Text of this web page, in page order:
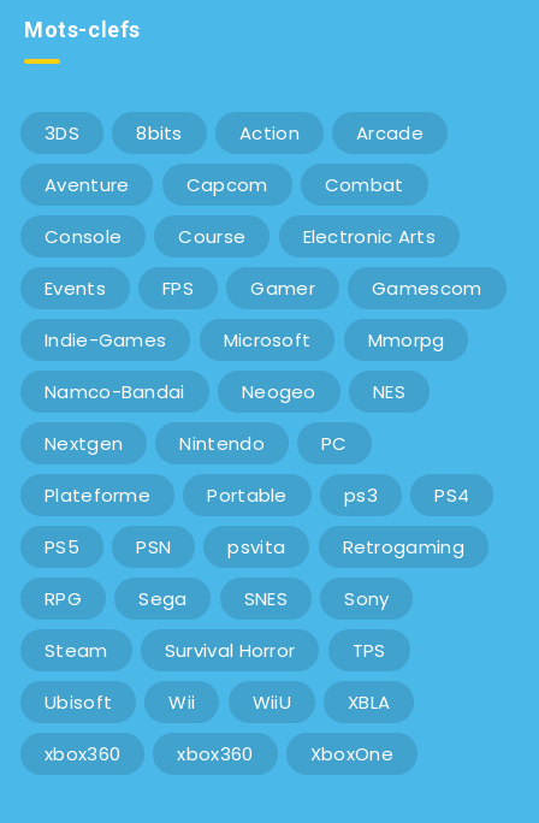
Mots-clefs
3DS 8bits Action Arcade
Aventure Capcom Combat
Console Course Electronic Arts
Events FPS Gamer Gamescom
Indie-Games Microsoft Mmorpg
Namco-Bandai Neogeo NES
Nextgen Nintendo PC
Plateforme Portable ps3 PS4
PS5 PSN psvita Retrogaming
RPG Sega SNES Sony
Steam Survival Horror TPS
Ubisoft Wii WiiU XBLA
xbox360 xbox360 XboxOne